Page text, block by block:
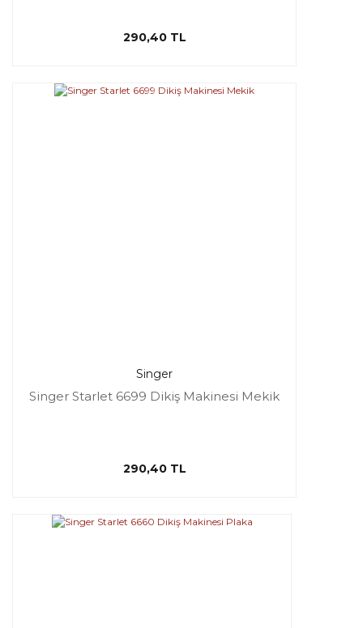
290,40 TL
Singer
Singer Starlet 6699 Dikiş Makinesi Mekik
290,40 TL